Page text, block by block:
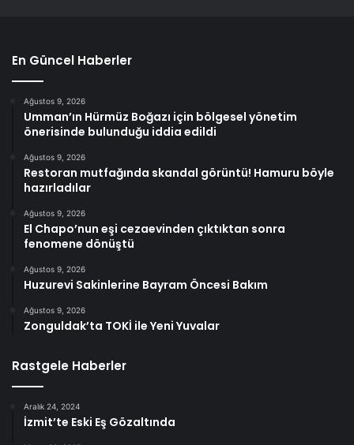
En Güncel Haberler
Ağustos 9, 2026
Umman’ın Hürmüz Boğazı için bölgesel yönetim
önerisinde bulunduğu iddia edildi
Ağustos 9, 2026
Restoran mutfağında skandal görüntü! Hamuru böyle
hazırladılar
Ağustos 9, 2026
El Chapo’nun eşi cezaevinden çıktıktan sonra
fenomene dönüştü
Ağustos 9, 2026
Huzurevi Sakinlerine Bayram Öncesi Bakım
Ağustos 9, 2026
Zonguldak’ta TOKİ ile Yeni Yuvalar
Rastgele Haberler
Aralık 24, 2024
İzmit’te Eski Eş Gözaltında